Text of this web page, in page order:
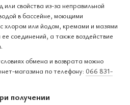
или свойства из-за неправильной
в бассейне, моющими
хлором или йодом, кремами и мазями
соединений, а также воздействие
обмена и возврата можно
магазина по телефону: 066 831-
получении